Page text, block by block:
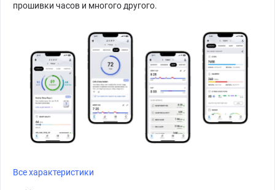
прошивки часов и многого другого.
Все характеристики